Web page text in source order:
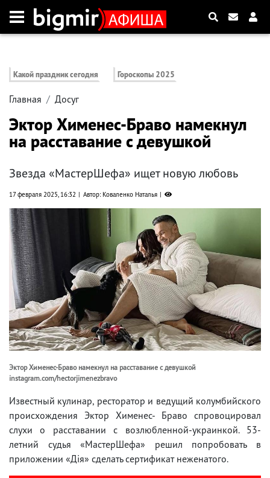
Какой праздник сегодня Гороскопы 2025
Главная Досуг
Эктор Хименес-Браво намекнул
на расставание с девушкой
Звезда «МастерШефа» ищет новую любовь
17 февраля 2025, 16:32 Автор: Коваленко Наталья
Эктор Хименес-Браво намекнул на расставание с девушкой
instagram.com/hectorjimenezbravo
Известный кулинар, ресторатор и ведущий колумбийского
происхождения Эктор Хименес- Браво спровоцировал
слухи о расставании с возлюбленной-украинкой. 53-
летний судья «МастерШефа» решил попробовать в
приложении «Дія» сделать сертификат неженатого.